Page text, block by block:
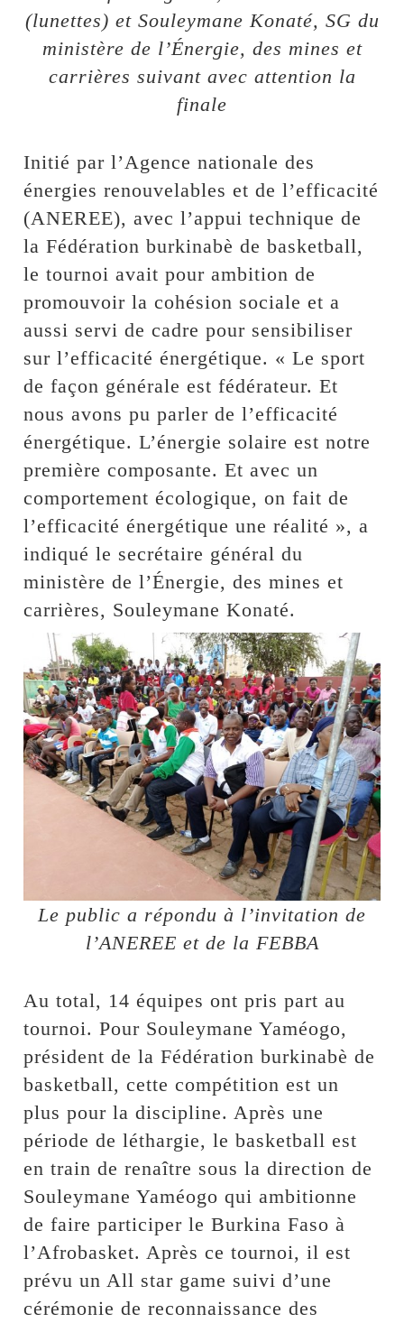
(lunettes) et Souleymane Konaté, SG du
ministère de l’Énergie, des mines et
carrières suivant avec attention la
finale
Initié par l’Agence nationale des
énergies renouvelables et de l’efficacité
(ANEREE), avec l’appui technique de
la Fédération burkinabè de basketball,
le tournoi avait pour ambition de
promouvoir la cohésion sociale et a
aussi servi de cadre pour sensibiliser
sur l’efficacité énergétique. « Le sport
de façon générale est fédérateur. Et
nous avons pu parler de l’efficacité
énergétique. L’énergie solaire est notre
première composante. Et avec un
comportement écologique, on fait de
l’efficacité énergétique une réalité », a
indiqué le secrétaire général du
ministère de l’Énergie, des mines et
carrières, Souleymane Konaté.
Le public a répondu à l’invitation de
l’ANEREE et de la FEBBA
Au total, 14 équipes ont pris part au
tournoi. Pour Souleymane Yaméogo,
président de la Fédération burkinabè de
basketball, cette compétition est un
plus pour la discipline. Après une
période de léthargie, le basketball est
en train de renaître sous la direction de
Souleymane Yaméogo qui ambitionne
de faire participer le Burkina Faso à
l’Afrobasket. Après ce tournoi, il est
prévu un All star game suivi d’une
cérémonie de reconnaissance des